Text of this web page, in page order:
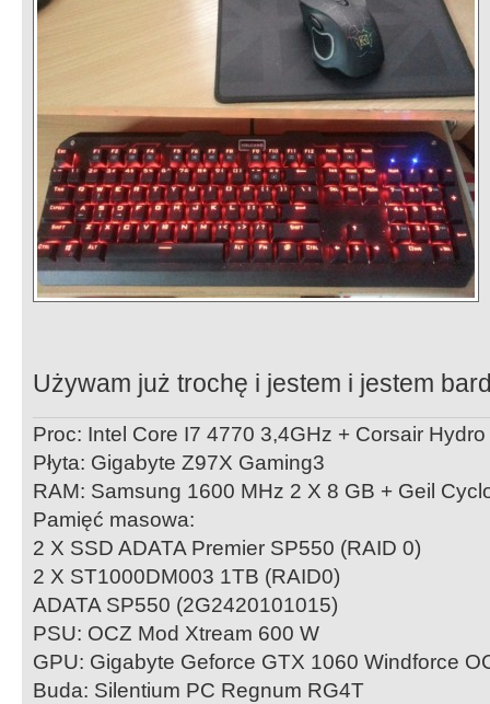
Używam już trochę i jestem i jestem
Proc: Intel Core I7 4770 3,4GHz + Corsair
Płyta: Gigabyte Z97X Gaming3
RAM: Samsung 1600 MHz 2 X 8 GB + Geil
Pamięć masowa:
2 X SSD ADATA Premier SP550 (RAID 0)
2 X ST1000DM003 1TB (RAID0)
ADATA SP550 (2G2420101015)
PSU: OCZ Mod Xtream 600 W
GPU: Gigabyte Geforce GTX 1060 Windforce
Buda: Silentium PC Regnum RG4T